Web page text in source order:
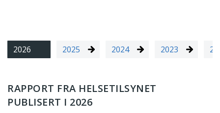
2026 2025 2024 2023
RAPPORT FRA HELSETILSYNET
PUBLISERT I 2026